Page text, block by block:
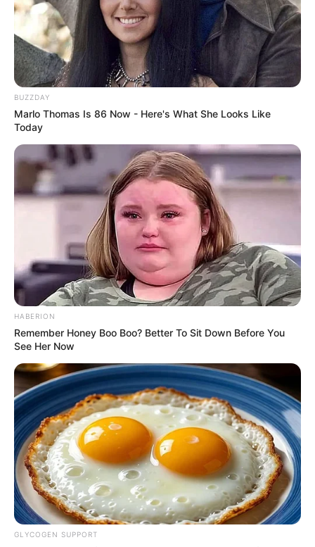
mehrere ausgeschilderte Wanderwege erreichbar. Der
Hauptwanderweg kann sogar von Behinderten benutzt
werden.
Sommerrodelbahn und Hasenhorn in
Am 1.156 Meter hohen Hasenhorn in
und längsten Sommerrodelbahnen in Deutschland
besucht werden. Zum Startpunkt geht es mit dem
Sessellift hinauf. Der Berg ist aber auch ein beliebtes
Wanderziel mit Aussichtsturm und Berggasthaus.
Schau ins Land
Auf dem mit einer Seilbahn erreichbaren,
1.284 Meter hohen Hausberg von Freiburg
kann man sowohl die einmalige Aussicht
genießen als auch ein Besucherbergwerk besichtigen.
Mit seiner Höhe von 1493 m über NN ist
der Feldberg die höchste Erhebung im
Schwarzwald und damit auch in Baden-
Württemberg. Die Gipfelregion bietet eine einmalige
Rundsicht. Diese reicht bis zu den Alpengipfeln, zum
Schweizer Jura, zu den Vogesen, zum Pfälzerwald und
zur Schwäbischen Alb. Doch es gibt noch weitere
Attraktionen.
Steinwasen-Park in Oberried
Ein Erlebnispark für die ganze Familie, in
BUZZDAY
Marlo Thomas Is 86 Now - Here's What She Looks Like
Today
HABERION
Remember Honey Boo Boo? Better To Sit Down Before You
See Her Now
GLYCOGEN SUPPORT